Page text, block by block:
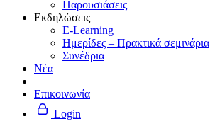
Παρουσιάσεις
Εκδηλώσεις
E-Learning
Ημερίδες – Πρακτικά σεμινάρια
Συνέδρια
Νέα
Επικοινωνία
Login